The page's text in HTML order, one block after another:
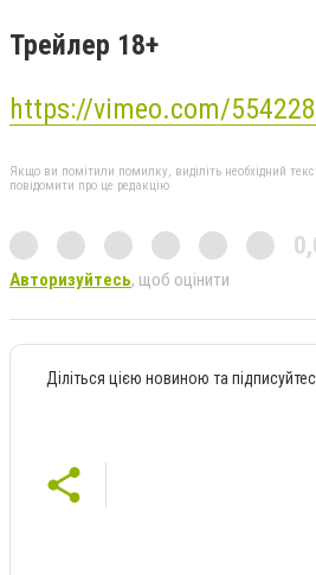
Трейлер 18+
https://vimeo.com/
Якщо ви помітили помилку, виділіть необхідний
повідомити про це редакцію
Авторизуйтесь, щоб оцінити
Діліться цією новиною та